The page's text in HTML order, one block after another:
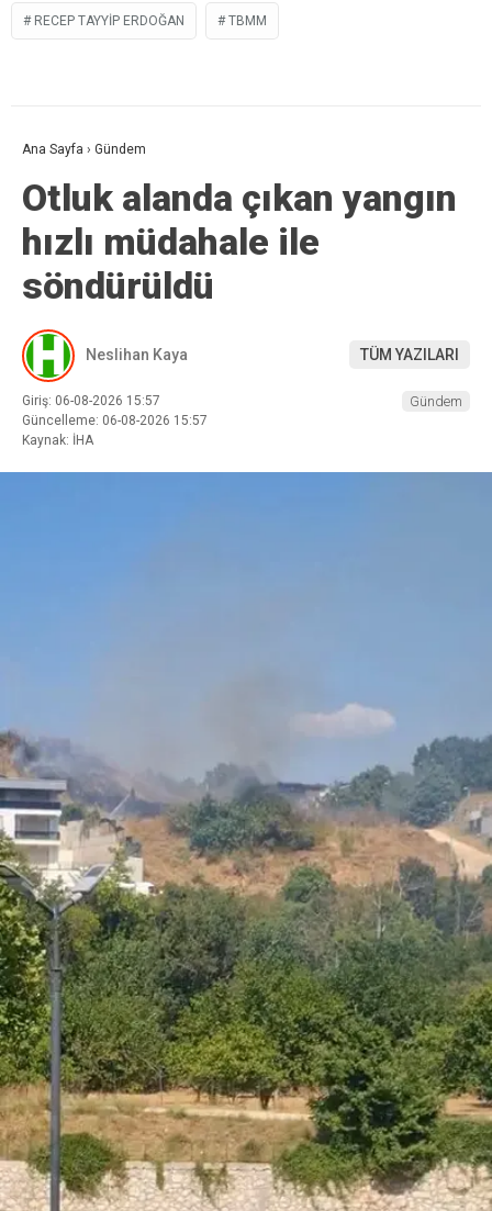
RECEP TAYYIP ERDOĞAN TBMM
Ana Sayfa › Gündem
Otluk alanda çıkan yangın
hızlı müdahale ile
söndürüldü
Neslihan Kaya TÜM YAZILARI
Giriş: 06-08-2026 15:57
Güncelleme: 06-08-2026 15:57
Kaynak: İHA
Gündem